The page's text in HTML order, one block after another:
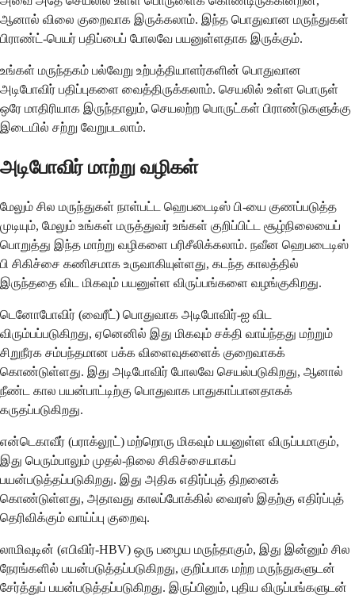
ஆனால் விலை குறைவாக இருக்கலாம். இந்த பொதுவான மருந்துகள்
பிராண்ட்-பெயர் பதிப்பைப் போலவே பயனுள்ளதாக இருக்கும்.
உங்கள் மருந்தகம் பல்வேறு உற்பத்தியாளர்களின் பொதுவான
அடிபோவிர் பதிப்புகளை வைத்திருக்கலாம். செயலில் உள்ள பொருள்
ஒரே மாதிரியாக இருந்தாலும், செயலற்ற பொருட்கள் பிராண்டுகளுக்கு
இடையில் சற்று வேறுபடலாம்.
அடிபோவிர் மாற்று வழிகள்
மேலும் சில மருந்துகள் நாள்பட்ட ஹெபடைடிஸ் பி-யை குணப்படுத்த
முடியும், மேலும் உங்கள் மருத்துவர் உங்கள் குறிப்பிட்ட சூழ்நிலையைப்
பொறுத்து இந்த மாற்று வழிகளை பரிசீலிக்கலாம். நவீன ஹெபடைடிஸ்
பி சிகிச்சை கணிசமாக உருவாகியுள்ளது, கடந்த காலத்தில்
இருந்ததை விட மிகவும் பயனுள்ள விருப்பங்களை வழங்குகிறது.
டெனோபோவிர் (வைரீட்) பொதுவாக அடிபோவிர்-ஐ விட
விரும்பப்படுகிறது, ஏனெனில் இது மிகவும் சக்தி வாய்ந்தது மற்றும்
சிறுநீரக சம்பந்தமான பக்க விளைவுகளைக் குறைவாகக்
கொண்டுள்ளது. இது அடிபோவிர் போலவே செயல்படுகிறது, ஆனால்
நீண்ட கால பயன்பாட்டிற்கு பொதுவாக பாதுகாப்பானதாகக்
கருதப்படுகிறது.
என்டெகாவீர் (பராக்லூட்) மற்றொரு மிகவும் பயனுள்ள விருப்பமாகும்,
இது பெரும்பாலும் முதல்-நிலை சிகிச்சையாகப்
பயன்படுத்தப்படுகிறது. இது அதிக எதிர்ப்புத் திறனைக்
கொண்டுள்ளது, அதாவது காலப்போக்கில் வைரஸ் இதற்கு எதிர்ப்புத்
தெரிவிக்கும் வாய்ப்பு குறைவு.
லாமிவுடின் (எபிவிர்-HBV) ஒரு பழைய மருந்தாகும், இது இன்னும் சில
நேரங்களில் பயன்படுத்தப்படுகிறது, குறிப்பாக மற்ற மருந்துகளுடன்
சேர்த்துப் பயன்படுத்தப்படுகிறது. இருப்பினும், புதிய விருப்பங்களுடன்